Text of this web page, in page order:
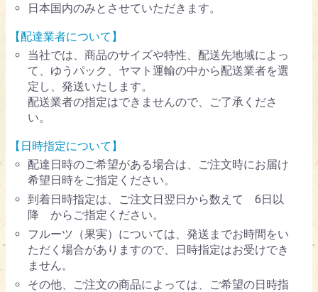
日本国内のみとさせていただきます。
【配達業者について】
当社では、商品のサイズや特性、配送先地域によっ
て、ゆうパック、ヤマト運輸の中から配送業者を選
定し、発送いたします。
配送業者の指定はできませんので、ご了承くださ
い。
【日時指定について】
配達日時のご希望がある場合は、ご注文時にお届け
希望日時をご指定ください。
到着日時指定は、ご注文日翌日から数えて 6日以
降 からご指定ください。
フルーツ（果実）については、発送までお時間をい
ただく場合がありますので、日時指定はお受けでき
ません。
その他、ご注文の商品によっては、ご希望の日時指